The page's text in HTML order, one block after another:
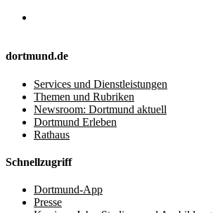
dortmund.de
Services und Dienstleistungen
Themen und Rubriken
Newsroom: Dortmund aktuell
Dortmund Erleben
Rathaus
Schnellzugriff
Dortmund-App
Presse